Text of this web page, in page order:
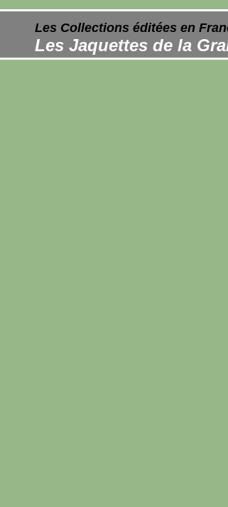
Les Collections éditées en
Les Jaquettes de la